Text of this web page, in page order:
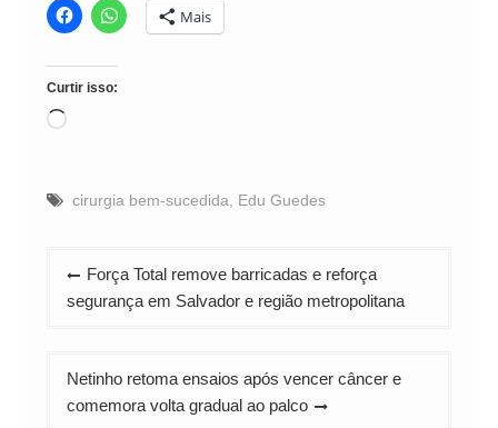
Mais
Curtir isso:
Carregando...
cirurgia bem‑sucedida, Edu Guedes
Navegação
de
Força Total remove barricadas e reforça
segurança em Salvador e região metropolitana
Netinho retoma ensaios após vencer câncer e
comemora volta gradual ao palco